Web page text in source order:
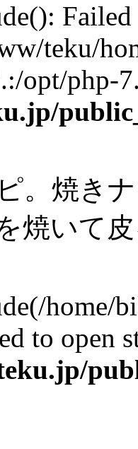
teku/
opt/php-
。焼き
焼いて
home/
to open